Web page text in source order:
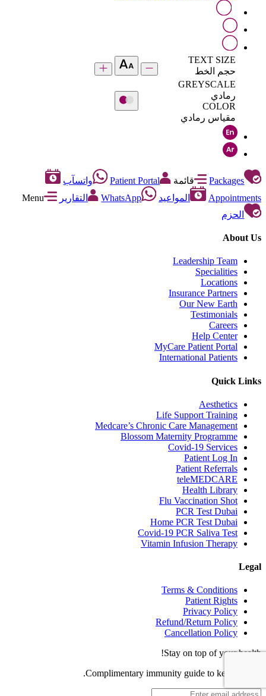
TEXT SIZE
حجم الخط
GREYSCALE
رمادي
COLOR
مقياس رمادي
Packages قائمة Patient Portal
واتسآب
Appointments
المواعيد WhatsApp التقارير
Menu
الحزم
About Us
Leadership Team
Specialities
Locations
Insurance Partners
Our New Earth
Testimonials
Careers
Help Center
MyCare Patient Portal
International Patients
Quick Links
Aesthetics
Life Support Training
Medcare’s Chronic Care Management
Blossom Maternity Programme
Covid-19 Services
Patient Log In
Patient Referrals
teleMEDCARE
Health Library
Flu Vaccination Shot
PCR Test Dubai
Home PCR Test Dubai
Covid-19 PCR Saliva Test
Vitamin Infusion Therapy
Legal
Terms & Conditions
Patient Rights
Privacy Policy
Refund/Return Policy
Cancellation Policy
Stay on top of your health!
Complimentary immunity guide to keep you fit.